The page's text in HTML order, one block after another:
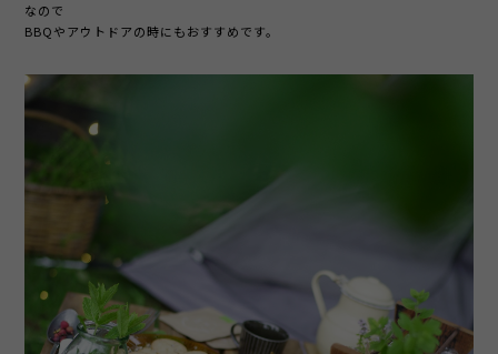
なので
BBQやアウトドアの時にもおすすめです。